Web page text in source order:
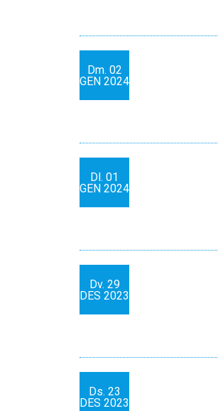
Dm. 02
GEN 2024
Dl. 01
GEN 2024
Dv. 29
DES 2023
Ds. 23
DES 2023